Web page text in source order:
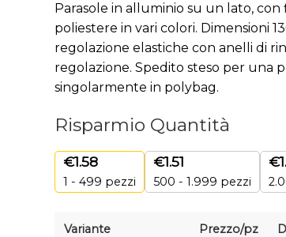
Parasole in alluminio su un lato,
poliestere in vari colori. Dimensioni
regolazione elastiche con anelli di
regolazione. Spedito steso per una
singolarmente in polybag.
Risparmio Quantità
€1.58
1 - 499 pezzi
€1.51
500 - 1.999 pezzi
€
Variante Prezzo/pz